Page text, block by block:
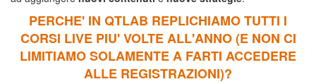
PERCHE' IN QTLAB REPLICHIAMO TUTTI I
CORSI LIVE PIU' VOLTE ALL'ANNO(E NON CI
LIMITIAMO SOLAMENTE A FARTI ACCEDERE
ALLE REGISTRAZIONI)?